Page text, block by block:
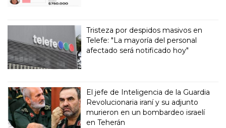
Tristeza por despidos masivos en
Telefe: "La mayoría del personal
afectado será notificado hoy"
El jefe de Inteligencia de la Guardia
Revolucionaria iraní y su adjunto
murieron en un bombardeo israelí
en Teherán